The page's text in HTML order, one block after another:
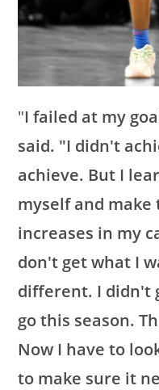
"I failed at my
said. "I didn't
achieve. But I
myself and
increases in my
don't get what I
different. I didn't
go this season.
Now I have to
to make sure it